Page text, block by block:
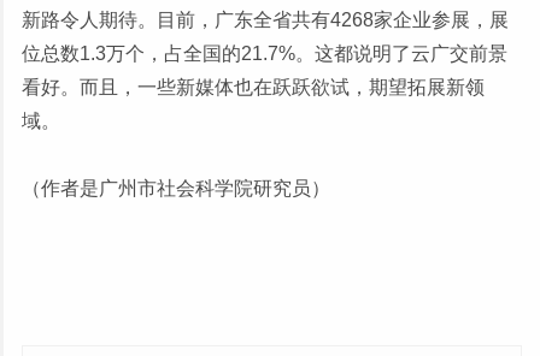
新路令人期待。目前，广东全省共有4268家企业参展，展
位总数1.3万个，占全国的21.7%。这都说明了云广交前景
看好。而且，一些新媒体也在跃跃欲试，期望拓展新领
域。
（作者是广州市社会科学院研究员）